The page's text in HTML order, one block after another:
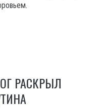
РАСКРЫЛ